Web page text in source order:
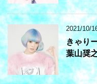
2021/10/
きゃり
葉山奨